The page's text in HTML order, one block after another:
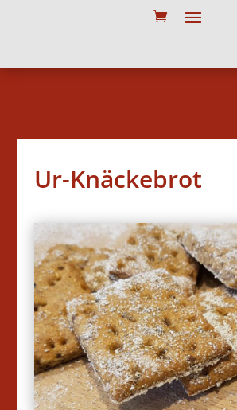
Ur-Knäckebrot